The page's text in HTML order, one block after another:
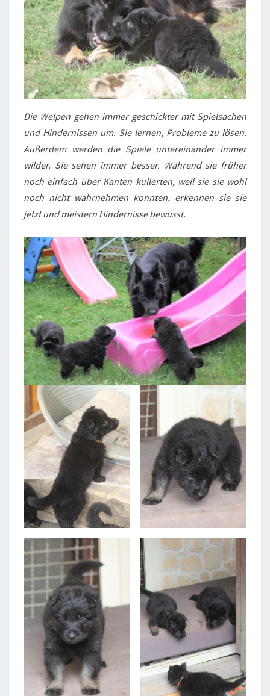
Die Welpen gehen immer geschickter mit Spielsachen
und Hindernissen um. Sie lernen, Probleme zu lösen.
Außerdem werden die Spiele untereinander immer
wilder. Sie sehen immer besser. Während sie früher
noch einfach über Kanten kullerten, weil sie sie wohl
noch nicht wahrnehmen konnten, erkennen sie sie
jetzt und meistern Hindernisse bewusst.